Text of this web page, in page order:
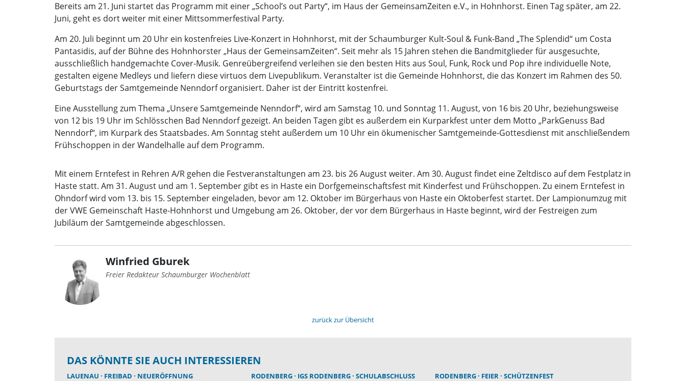
Bereits am 21. Juni startet das Programm mit einer „School’s out Party“, im Haus der GemeinsamZeiten e.V., in Hohnhorst. Einen Tag später, am 22.
Juni, geht es dort weiter mit einer Mittsommerfestival Party.
Am 20. Juli beginnt um 20 Uhr ein kostenfreies Live-Konzert in Hohnhorst, mit der Schaumburger Kult-Soul & Funk-Band „The Splendid“ um Costa
Pantasidis, auf der Bühne des Hohnhorster „Haus der GemeinsamZeiten“. Seit mehr als 15 Jahren stehen die Bandmitglieder für ausgesuchte,
ausschließlich handgemachte Cover-Musik. Genreübergreifend verleihen sie den besten Hits aus Soul, Funk, Rock und Pop ihre individuelle Note,
gestalten eigene Medleys und liefern diese virtuos dem Livepublikum. Veranstalter ist die Gemeinde Hohnhorst, die das Konzert im Rahmen des 50.
Geburtstags der Samtgemeinde Nenndorf organisiert. Daher ist der Eintritt kostenfrei.
Eine Ausstellung zum Thema „Unsere Samtgemeinde Nenndorf“, wird am Samstag 10. und Sonntag 11. August, von 16 bis 20 Uhr, beziehungsweise
von 12 bis 19 Uhr im Schlösschen Bad Nenndorf gezeigt. An beiden Tagen gibt es außerdem ein Kurparkfest unter dem Motto „ParkGenuss Bad
Nenndorf“, im Kurpark des Staatsbades. Am Sonntag steht außerdem um 10 Uhr ein ökumenischer Samtgemeinde-Gottesdienst mit anschließendem
Frühschoppen in der Wandelhalle auf dem Programm.
Mit einem Erntefest in Rehren A/R gehen die Festveranstaltungen am 23. bis 26 August weiter. Am 30. August findet eine Zeltdisco auf dem Festplatz in
Haste statt. Am 31. August und am 1. September gibt es in Haste ein Dorfgemeinschaftsfest mit Kinderfest und Frühschoppen. Zu einem Erntefest in
Ohndorf wird vom 13. bis 15. September eingeladen, bevor am 12. Oktober im Bürgerhaus von Haste ein Oktoberfest startet. Der Lampionumzug mit
der VWE Gemeinschaft Haste-Hohnhorst und Umgebung am 26. Oktober, der vor dem Bürgerhaus in Haste beginnt, wird der Festreigen zum
Jubiläum der Samtgemeinde abgeschlossen.
Winfried Gburek
Freier Redakteur Schaumburger Wochenblatt
zurück zur Übersicht
DAS KÖNNTE SIE AUCH INTERESSIEREN
LAUENAU FREIBAD NEUERÖFFNUNG RODENBERG IGS RODENBERG SCHULABSCHLUSS RODENBERG FEIER SCHÜTZENFEST